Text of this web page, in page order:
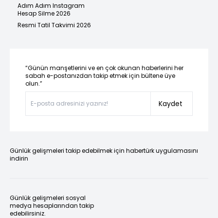
Adım Adım Instagram
Hesap Silme 2026
Resmi Tatil Takvimi 2026
“Günün manşetlerini ve en çok okunan haberlerini her
sabah e-postanızdan takip etmek için bültene üye
olun.”
Kaydet
Günlük gelişmeleri takip edebilmek için habertürk uygulamasını
indirin
Günlük gelişmeleri sosyal
medya hesaplarından takip
edebilirsiniz.